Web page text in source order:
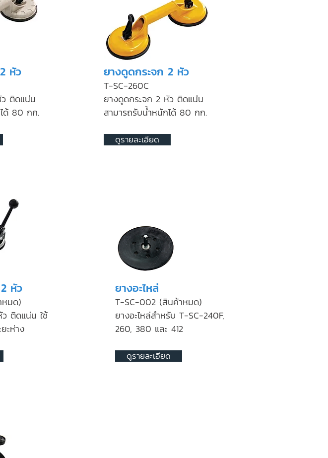
หัว ยางดูดกระจก 2 หัว
ติดแน่น
ด้ 80 กก.
หัว
หมด)
ติดแน่น ใช้
ะห่าง
T-SC-260C
ยางดูดกระจก 2 หัว ติดแน่น
สามารถรับน้ำหนักได้ 80 กก.
ดูรายละเอียด
ยางอะไหล่
T-SC-002 (สินค้าหมด)
ยางอะไหล่สำหรับ T-SC-240F,
260, 380 และ 412
ดูรายละเอียด